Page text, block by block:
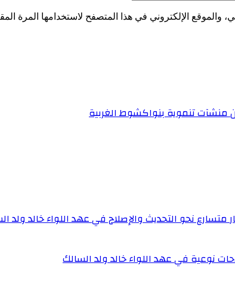
والموقع الإلكتروني في هذا المتصفح لاستخدامها المرة
تنموية بنواكشوط الغربية
متسارع نحو التحديث والإصلاح في عهد اللواء خالد ولد
نوعية في عهد اللواء خالد ولد السالك